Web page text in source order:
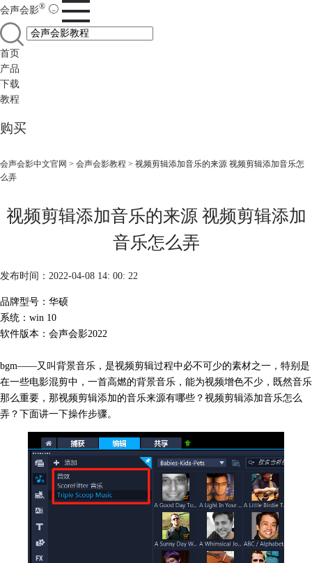
会声会影®
首页
产品
下载
教程
购买
会声会影中文官网 > 会声会影教程 > 视频剪辑添加音乐的来源 视频剪辑添加音乐怎
么弄
视频剪辑添加音乐的来源 视频剪辑添加
音乐怎么弄
发布时间：2022-04-08 14: 00: 22
品牌型号：华硕
系统：win 10
软件版本：会声会影2022
bgm——又叫背景音乐，是视频剪辑过程中必不可少的素材之一，特别是
在一些电影混剪中，一首高燃的背景音乐，能为视频增色不少，既然音乐
那么重要，那视频剪辑添加的音乐来源有哪些？视频剪辑添加音乐怎么
弄？下面讲一下操作步骤。